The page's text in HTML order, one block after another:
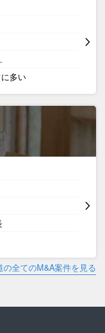
多い
の全てのM&A案件を見る